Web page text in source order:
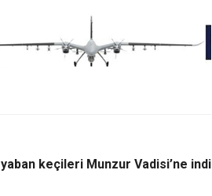
keçileri Munzur Vadisi’ne indi